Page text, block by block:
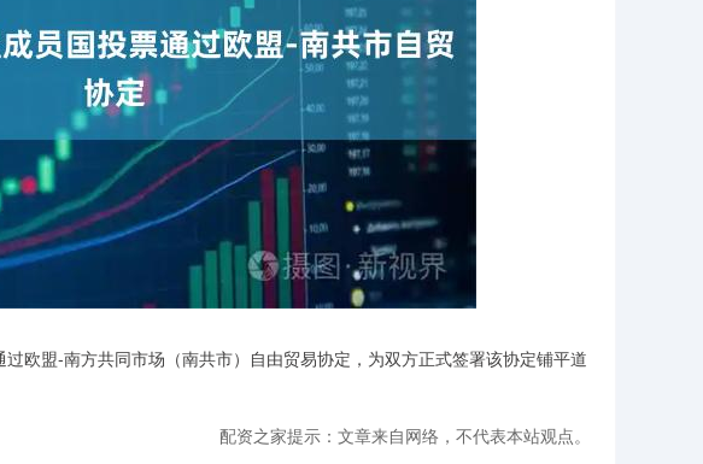
盟-南方共同市场（南共市）自由贸易协定，为双方正式签署该协定铺平道
配资之家提示：文章来自网络，不代表本站观点。